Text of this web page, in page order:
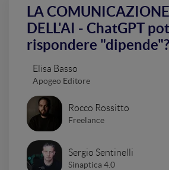
LA
DELL'AI - ChatGPT
rispondere "dipende"?
Elisa Basso
Apogeo Editore
Rocco Rossitto
Freelance
Sergio Sentinelli
Sinaptica 4.0